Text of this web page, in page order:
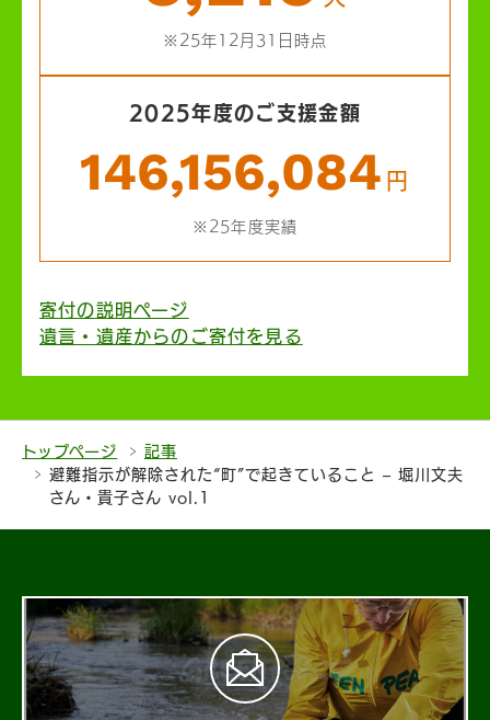
※25年12月31日時点
2025年度のご支援金額
146,156,084 円
※25年度実績
寄付の説明ページ
遺言・遺産からのご寄付を見る
トップページ
記事
避難指示が解除された“町”で起きていること – 堀川文夫
さん・貴子さん vol.1